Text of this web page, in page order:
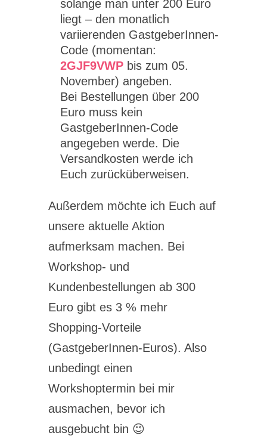
solange man unter 200 Euro
liegt – den monatlich
variierenden GastgeberInnen-
Code (momentan:
2GJF9VWPbis zum 05.
November) angeben.
Bei Bestellungen über 200
Euro muss kein
GastgeberInnen-Code
angegeben werde. Die
Versandkosten werde ich
Euch zurücküberweisen.
Außerdem möchte ich Euch auf
unsere aktuelle Aktion
aufmerksam machen. Bei
Workshop- und
Kundenbestellungen ab 300
Euro gibt es 3 % mehr
Shopping-Vorteile
(GastgeberInnen-Euros). Also
unbedingt einen
Workshoptermin bei mir
ausmachen, bevor ich
ausgebucht bin 😉